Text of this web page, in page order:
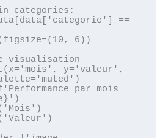
categories: